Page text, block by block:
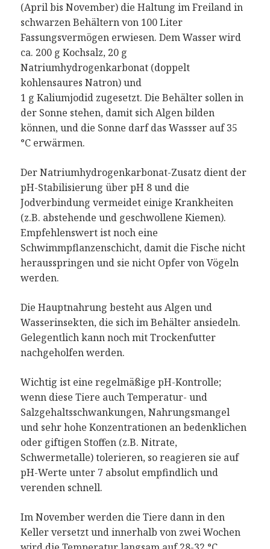
(April bis November) die Haltung im Freiland in
schwarzen Behältern von 100 Liter
Fassungsvermögen erwiesen. Dem Wasser wird
ca. 200 g Kochsalz, 20 g
Natriumhydrogenkarbonat (doppelt
kohlensaures Natron) und
1 g Kaliumjodid zugesetzt. Die Behälter sollen in
der Sonne stehen, damit sich Algen bilden
können, und die Sonne darf das Wassser auf 35
°C erwärmen.
Der Natriumhydrogenkarbonat-Zusatz dient der
pH-Stabilisierung über pH 8 und die
Jodverbindung vermeidet einige Krankheiten
(z.B. abstehende und geschwollene Kiemen).
Empfehlenswert ist noch eine
Schwimmpflanzenschicht, damit die Fische nicht
herausspringen und sie nicht Opfer von Vögeln
werden.
Die Hauptnahrung besteht aus Algen und
Wasserinsekten, die sich im Behälter ansiedeln.
Gelegentlich kann noch mit Trockenfutter
nachgeholfen werden.
Wichtig ist eine regelmäßige pH-Kontrolle;
wenn diese Tiere auch Temperatur- und
Salzgehaltsschwankungen, Nahrungsmangel
und sehr hohe Konzentrationen an bedenklichen
oder giftigen Stoffen (z.B. Nitrate,
Schwermetalle) tolerieren, so reagieren sie auf
pH-Werte unter 7 absolut empfindlich und
verenden schnell.
Im November werden die Tiere dann in den
Keller versetzt und innerhalb von zwei Wochen